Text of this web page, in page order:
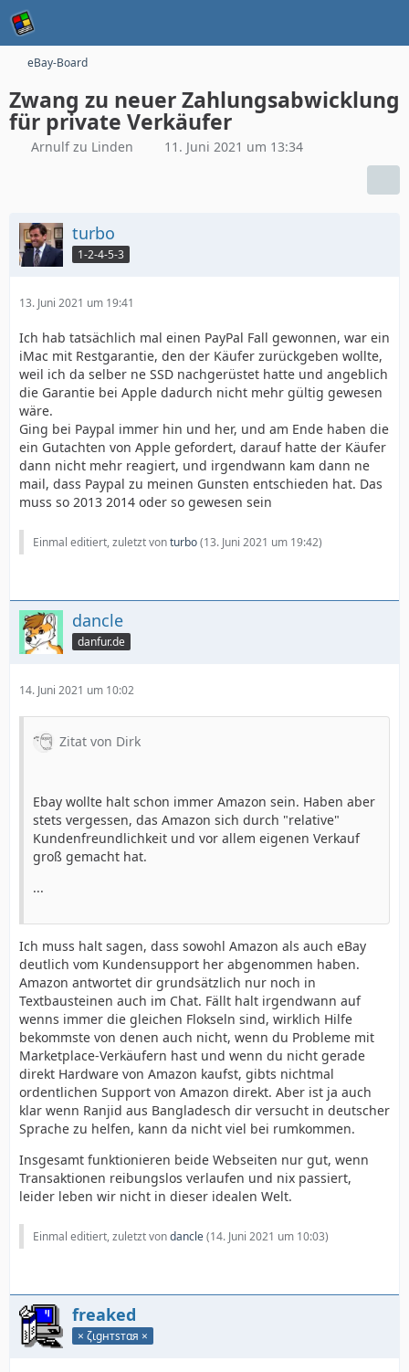
eBay-Board
Zwang zu neuer Zahlungsabwicklung
für private Verkäufer
Arnulf zu Linden 11. Juni 2021 um 13:34
turbo
1-2-4-5-3
13. Juni 2021 um 19:41
Ich hab tatsächlich mal einen PayPal Fall gewonnen, war ein
iMac mit Restgarantie, den der Käufer zurückgeben wollte,
weil ich da selber ne SSD nachgerüstet hatte und angeblich
die Garantie bei Apple dadurch nicht mehr gültig gewesen
wäre.
Ging bei Paypal immer hin und her, und am Ende haben die
ein Gutachten von Apple gefordert, darauf hatte der Käufer
dann nicht mehr reagiert, und irgendwann kam dann ne
mail, dass Paypal zu meinen Gunsten entschieden hat. Das
muss so 2013 2014 oder so gewesen sein
Einmal editiert, zuletzt vonturbo(13. Juni 2021 um 19:42)
dancle
danfur.de
14. Juni 2021 um 10:02
Zitat von Dirk
Ebay wollte halt schon immer Amazon sein. Haben aber
stets vergessen, das Amazon sich durch "relative"
Kundenfreundlichkeit und vor allem eigenen Verkauf
groß gemacht hat.
...
Ich muss halt sagen, dass sowohl Amazon als auch eBay
deutlich vom Kundensupport her abgenommen haben.
Amazon antwortet dir grundsätzlich nur noch in
Textbausteinen auch im Chat. Fällt halt irgendwann auf
wenns immer die gleichen Flokseln sind, wirklich Hilfe
bekommste von denen auch nicht, wenn du Probleme mit
Marketplace-Verkäufern hast und wenn du nicht gerade
direkt Hardware von Amazon kaufst, gibts nichtmal
ordentlichen Support von Amazon direkt. Aber ist ja auch
klar wenn Ranjid aus Bangladesch dir versucht in deutscher
Sprache zu helfen, kann da nicht viel bei rumkommen.
Insgesamt funktionieren beide Webseiten nur gut, wenn
Transaktionen reibungslos verlaufen und nix passiert,
leider leben wir nicht in dieser idealen Welt.
Einmal editiert, zuletzt vondancle(14. Juni 2021 um 10:03)
freaked
× ζιgнтѕтαя ×